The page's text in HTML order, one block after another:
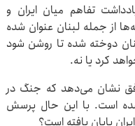
تفاهم میان ایران و
از جمله لبنان عنوان شده
دوخته شده تا روشن شود
کرد یا نه.
نشان می‌دهد که جنگ در
است. با این حال پرسش
پایان یافته است؟